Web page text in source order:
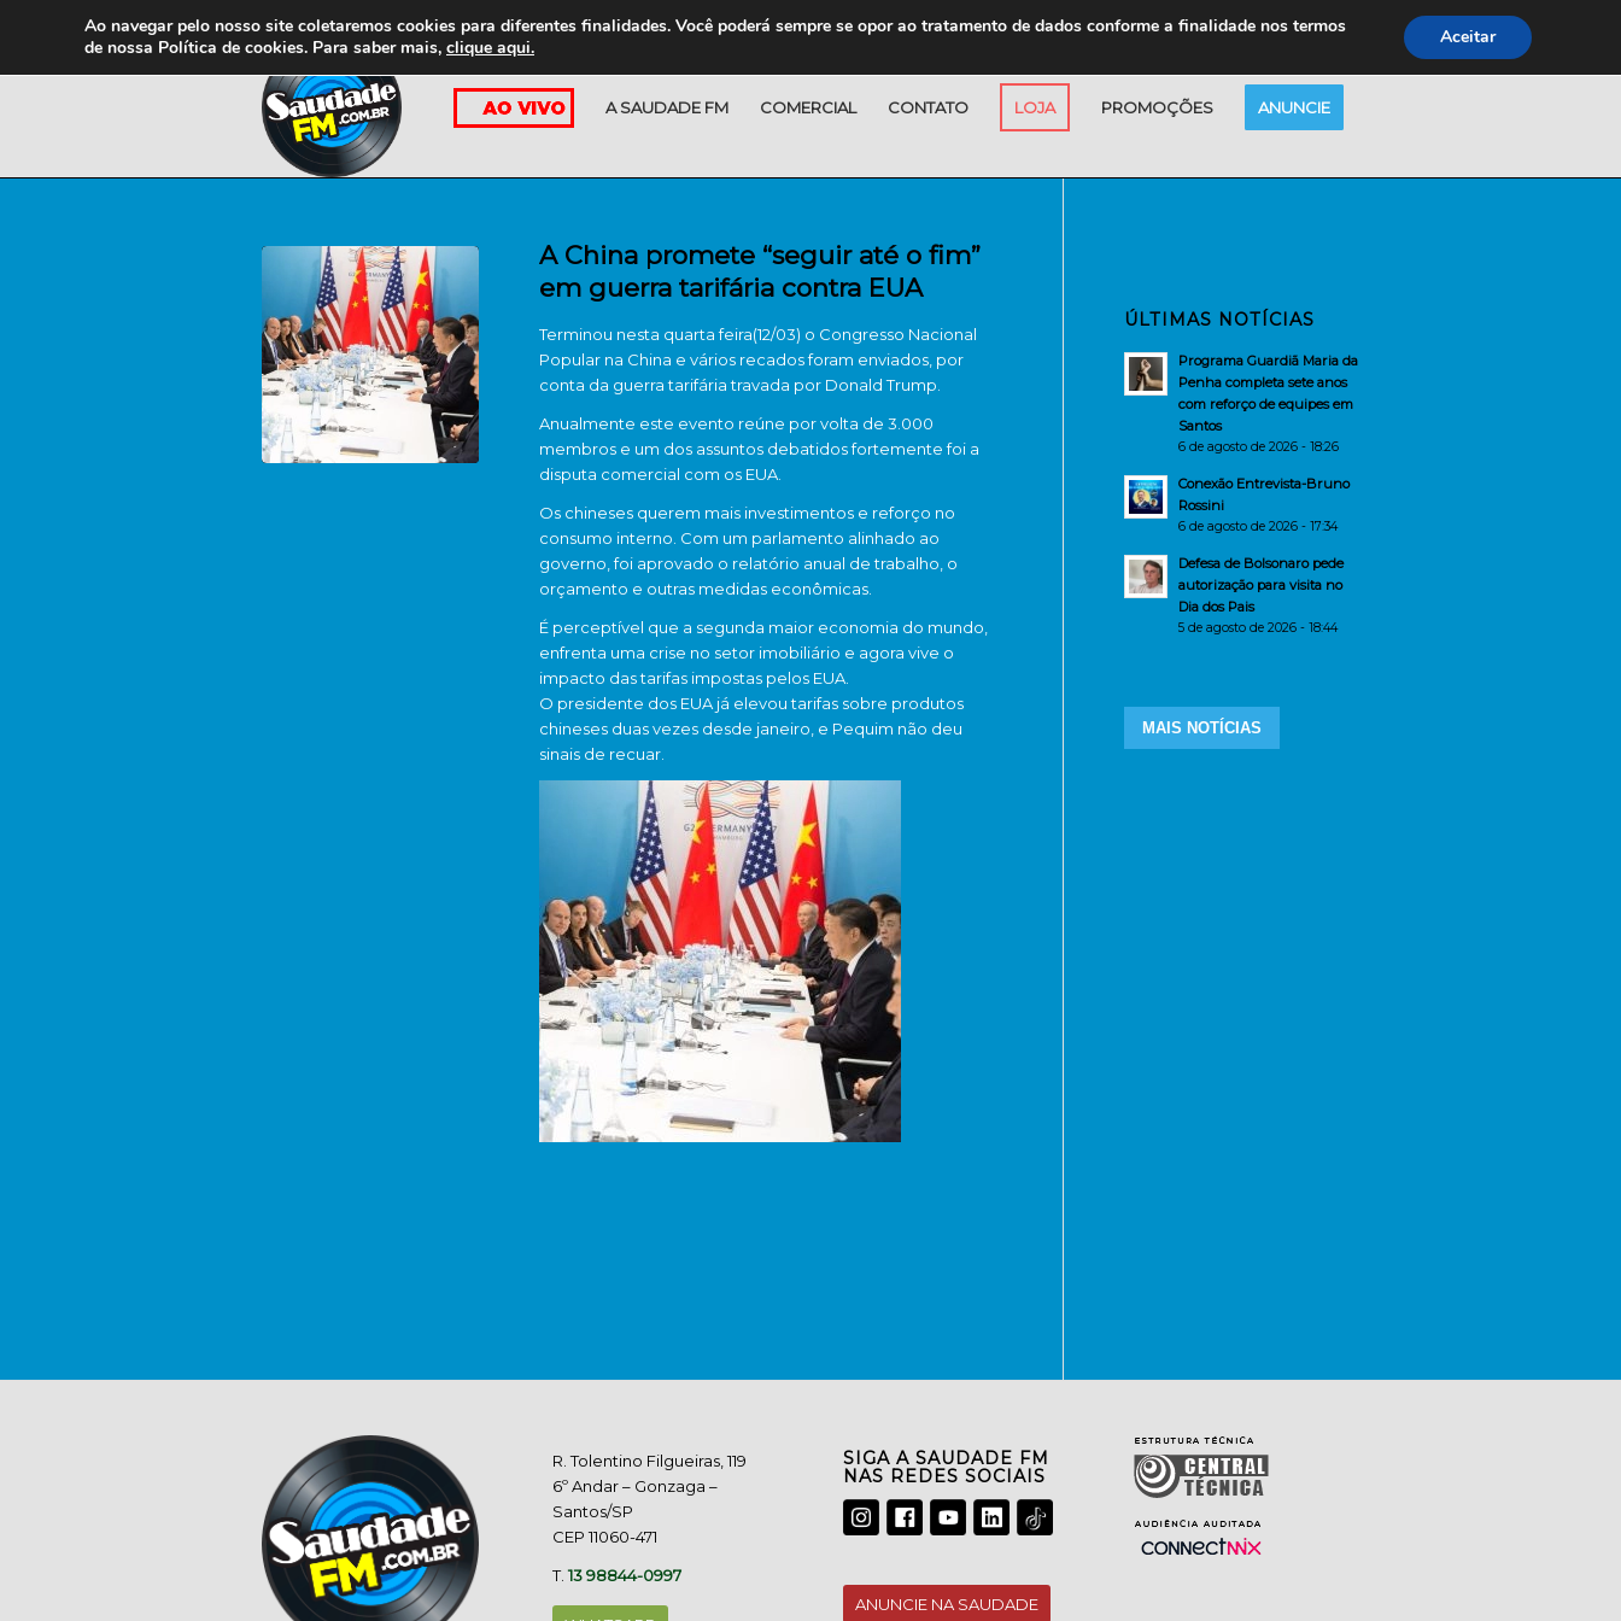
A SAUDADE FM COMERCIAL CONTATO LOJA PROMOÇÕES ANUNCIE
A China promete “seguir até o fim”
em guerra tarifária contra EUA
Terminou nesta quarta feira(12/03) o Congresso Nacional
Popular na China e vários recados foram enviados, por
conta da guerra tarifária travada por Donald Trump.
Anualmente este evento reúne por volta de 3.000
membros e um dos assuntos debatidos fortemente foi a
disputa comercial com os EUA.
Os chineses querem mais investimentos e reforço no
consumo interno. Com um parlamento alinhado ao
governo, foi aprovado o relatório anual de trabalho, o
orçamento e outras medidas econômicas.
É perceptível que a segunda maior economia do mundo,
enfrenta uma crise no setor imobiliário e agora vive o
impacto das tarifas impostas pelos EUA.
O presidente dos EUA já elevou tarifas sobre produtos
chineses duas vezes desde janeiro, e Pequim não deu
sinais de recuar.
ÚLTIMAS NOTÍCIAS
Programa Guardiã Maria da
Penha completa sete anos
com reforço de equipes em
Santos
6 de agosto de 2026 - 18:26
Conexão Entrevista-Bruno
Rossini
6 de agosto de 2026 - 17:34
Defesa de Bolsonaro pede
autorização para visita no
Dia dos Pais
5 de agosto de 2026 - 18:44
MAIS NOTÍCIAS
R. Tolentino Filgueiras, 119
6º Andar – Gonzaga –
Santos/SP
CEP 11060-471
T.13 98844-0997
SIGA A SAUDADE FM
NAS REDES SOCIAIS
ANUNCIE NA SAUDADE
Ao navegar pelo nosso site coletaremos cookies para diferentes finalidades. Você poderá sempre se opor ao tratamento de dados conforme a finalidade nos termos
de nossa Política de cookies. Para saber mais, clique aqui. Aceitar